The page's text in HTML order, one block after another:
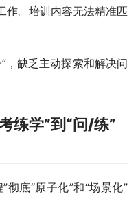
作。培训内容无法精准匹
，缺乏主动探索和解决问
练学”到“问/练”
彻底“原子化”和“场景化”